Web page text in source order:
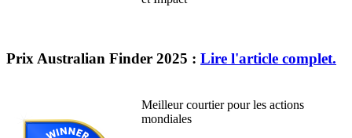
Prix Australian Finder 2025 : Lire l'article complet.
Meilleur courtier pour les actions
mondiales